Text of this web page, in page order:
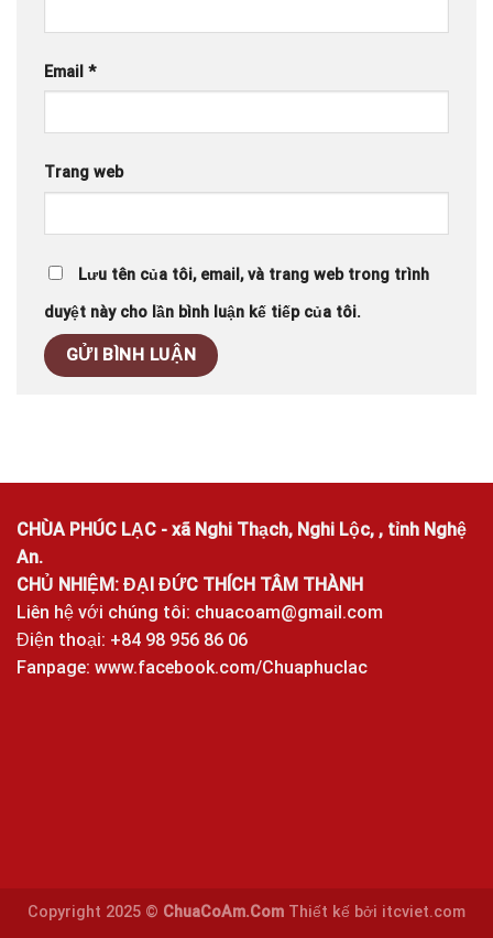
Email *
Trang web
Lưu tên của tôi, email, và trang web trong trình
duyệt này cho lần bình luận kế tiếp của tôi.
CHÙA PHÚC LẠC - xã Nghi Thạch, Nghi Lộc, , tỉnh Nghệ
An.
CHỦ NHIỆM: ĐẠI ĐỨC THÍCH TÂM THÀNH
Liên hệ với chúng tôi: chuacoam@gmail.com
Điện thoại: +84 98 956 86 06
Fanpage: www.facebook.com/Chuaphuclac
Copyright 2025 © ChuaCoAm.Com Thiết kế bởi itcviet.com